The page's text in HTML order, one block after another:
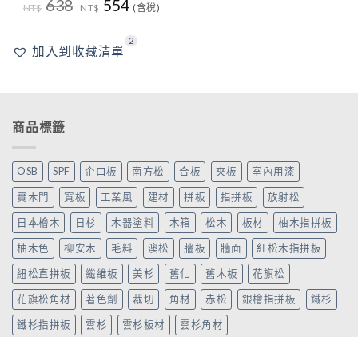
NT$ 638 始
NT$638。
NT$ 554 前
格：
(含稅)
加入到收藏清單
2
商品標籤
OSB SPF 企口板 南方松 合板 夾板 室內用漆
實木門 寬板 工業風 建材 拼板 指拼板 放射松
日本檜木 日杉 木器塗料 木箱 松木 板材 柚木指拼板
柚木色 柳安木 毛料 澳松 牆板 牆面 紅松木指拼板
紐松直拼板 纖維板 美杉 舊化 舊木板 花旗松
花旗松角材 著色劑 裁切 角材 赤松 銀檜指拼板 鐵杉
鐵杉指拼板 雲杉 雲杉板材 雲杉角材